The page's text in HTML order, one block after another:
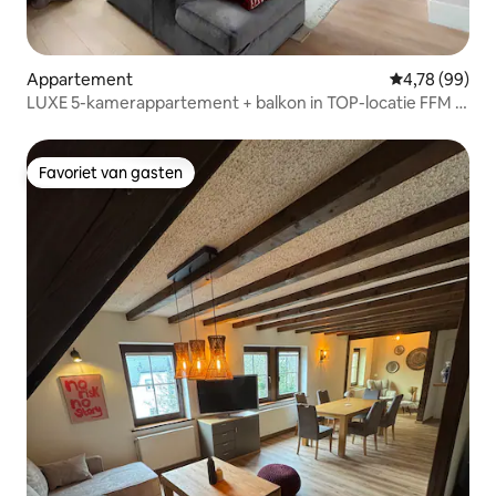
Appartement Gemiddelde
4,78 (99)
LUXE 5-kamerappartement + balkon in TOP-locatie FFM +
Favoriet van gasten
Favoriet van gasten